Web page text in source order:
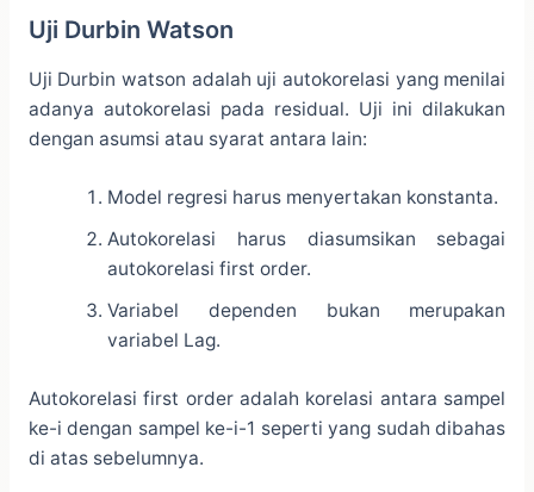
Uji Durbin Watson
Uji Durbin watson adalah uji autokorelasi yang menilai
adanya autokorelasi pada residual. Uji ini dilakukan
dengan asumsi atau syarat antara lain:
Model regresi harus menyertakan konstanta.
Autokorelasi harus diasumsikan sebagai
autokorelasi first order.
Variabel dependen bukan merupakan
variabel Lag.
Autokorelasi first order adalah korelasi antara sampel
ke-i dengan sampel ke-i-1 seperti yang sudah dibahas
di atas sebelumnya.